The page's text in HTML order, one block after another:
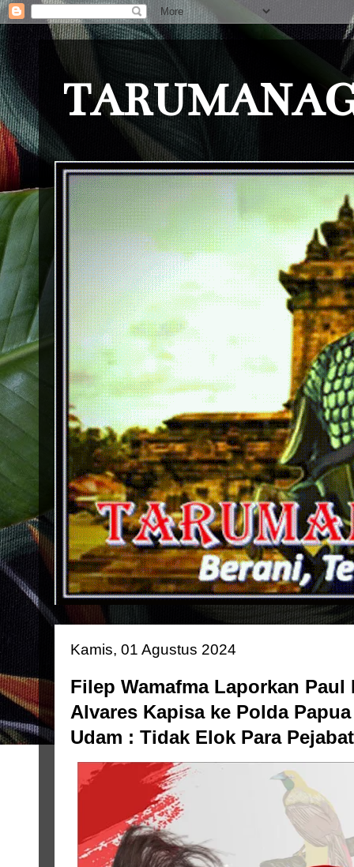
Kamis, 01 Agustus 2024
Filep Wamafma Laporkan Paul
Alvares Kapisa ke Polda
Udam : Tidak Elok Para